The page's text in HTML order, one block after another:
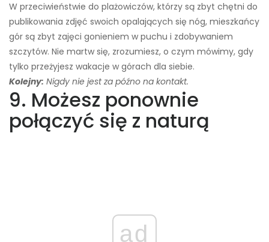
W przeciwieństwie do plażowiczów, którzy są zbyt chętni do
publikowania zdjęć swoich opalających się nóg, mieszkańcy
gór są zbyt zajęci gonieniem w puchu i zdobywaniem
szczytów. Nie martw się, zrozumiesz, o czym mówimy, gdy
tylko przeżyjesz wakacje w górach dla siebie.
Kolejny: Nigdy nie jest za późno na kontakt.
9. Możesz ponownie
połączyć się z naturą
ad